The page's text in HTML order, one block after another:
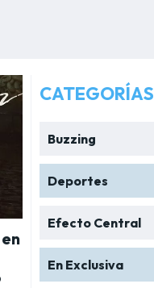
CATEGORÍAS
Buzzing
Deportes
Efecto Central
En Exclusiva